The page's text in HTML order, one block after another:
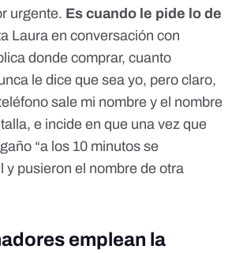
urgente. Es cuando le pide lo de
Laura en conversación con
donde comprar, cuanto
le dice que sea yo, pero claro,
sale mi nombre y el nombre
e incide en que una vez que
“a los 10 minutos se
y pusieron el nombre de otra
emplean la